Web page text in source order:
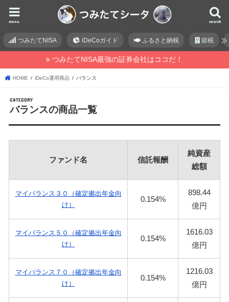
search
menu
つみたてNISA iDeCoガイド ふるさと納税 節税
つみたてNISA最強の証券会社はココだ！
HOME iDeCo運用商品 バランス
バランスの商品一覧
ファンド名 信託報酬
純資産
総額
マイバランス３０（確定拠出年金向
け）
0.154%
898.44
億円
マイバランス５０（確定拠出年金向
け）
0.154%
1616.03
億円
マイバランス７０（確定拠出年金向
け）
0.154%
1216.03
億円